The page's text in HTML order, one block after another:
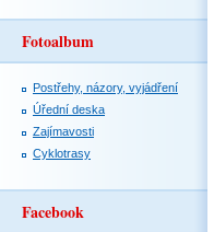
Fotoalbum
Postřehy, názory, vyjádření
Úřední deska
Zajímavosti
Cyklotrasy
Facebook